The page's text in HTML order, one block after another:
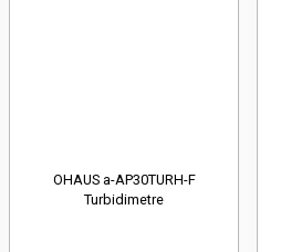
OHAUS a-AP30TURH-F
Turbidimetre